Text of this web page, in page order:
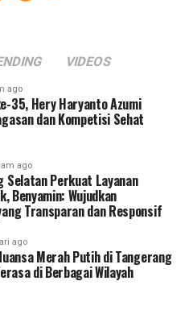
VIDEOS
ago
35, Hery Haryanto Azumi
dan Kompetisi Sehat
ago
Selatan Perkuat Layanan
Benyamin: Wujudkan
Transparan dan Responsif
ago
Merah Putih di Tangerang
di Berbagai Wilayah